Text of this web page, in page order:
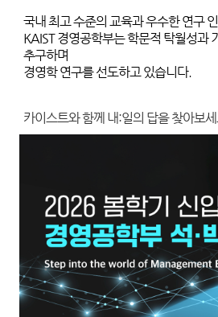
국내 최고 수준의 교육과 우수한 연구
KAIST 경영공학부는 학문적 탁월성과
추구하며
경영학 연구를 선도하고 있습니다.
카이스트와 함께 내:일의 답을 찾아보